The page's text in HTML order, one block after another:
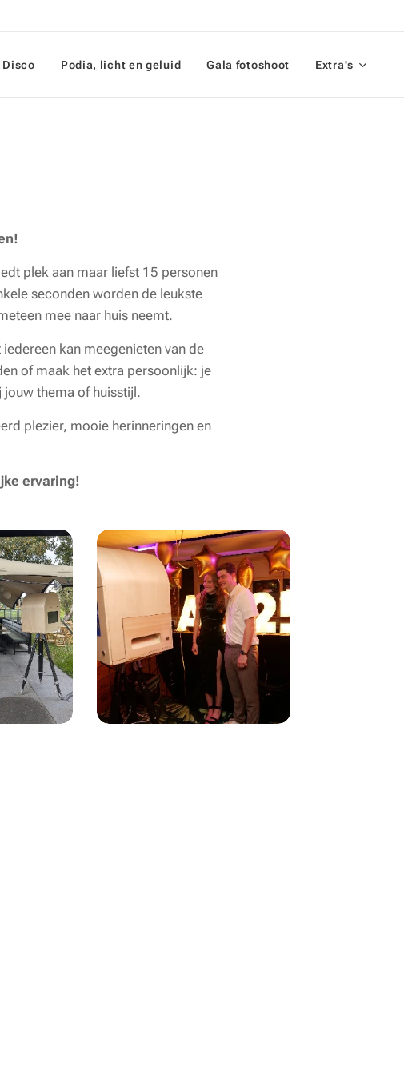
Disco Podia, licht en geluid Gala fotoshoot Extra's
plek aan maar liefst 15 personen
seconden worden de leukste
mee naar huis neemt.
kan meegenieten van de
of maak het extra persoonlijk: je
thema of huisstijl.
plezier, mooie herinneringen en
ervaring!